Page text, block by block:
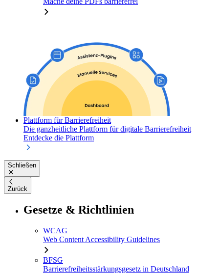
Plattform für Barrierefreiheit
Die ganzheitliche Plattform für digitale Barrierefreiheit
Entdecke die Plattform
Schließen
Zurück
Gesetze & Richtlinien
WCAG
Web Content Accessibility Guidelines
BFSG
Barrierefreiheitsstärkungsgesetz in Deutschland